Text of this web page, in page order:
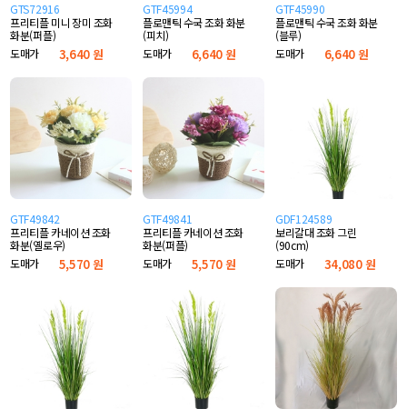
GTS72916
프리티플 미니 장미 조화
화분(퍼플)
도매가
3,640 원
GTF45994
플로맨틱 수국 조화 화분
(피치)
도매가
6,640 원
GTF45990
플로맨틱 수국 조화 화분
(블루)
도매가
6,640 원
GTF49842
프리티플 카네이션 조화
화분(옐로우)
도매가
5,570 원
GTF49841
프리티플 카네이션 조화
화분(퍼플)
도매가
5,570 원
GDF124589
보리갈대 조화 그린
(90cm)
도매가
34,080 원